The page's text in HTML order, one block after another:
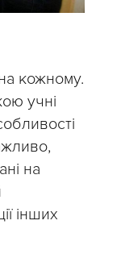
кожному.
учні
на
інших